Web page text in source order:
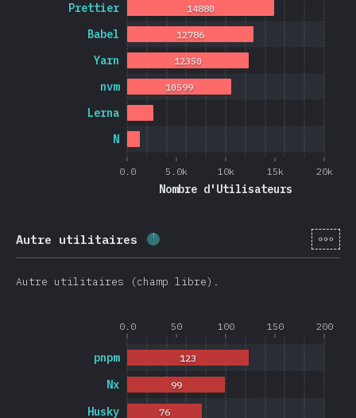
0.0 5.0k 10k 15k 20k
Nombre d'Utilisateurs
N
Lerna
nvm
Yarn
Babel
Prettier
10599
12350
12786
14880
Autre utilitaires Progression: [fr-
Autre utilitaires (champ libre).
0.0 50 100 150 200
Husky
Nx
pnpm
76
99
123